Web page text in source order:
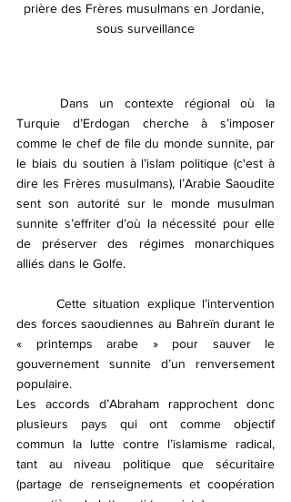
prière des Frères musulmans en Jordanie,
sous surveillance
Turquie d’Erdogan cherche à s’imposer
comme le chef de file du monde sunnite, par
le biais du soutien à l’islam politique (c'est à
dire les Frères musulmans), l’Arabie Saoudite
sent son autorité sur le monde musulman
sunnite s’effriter d’où la nécessité pour elle
de préserver des régimes monarchiques
alliés dans le Golfe.
des forces saoudiennes au Bahreïn durant le
« printemps arabe » pour sauver le
gouvernement sunnite d’un renversement
populaire.
Les accords d’Abraham rapprochent donc
plusieurs pays qui ont comme objectif
commun la lutte contre l’islamisme radical,
tant au niveau politique que sécuritaire
(partage de renseignements et coopération